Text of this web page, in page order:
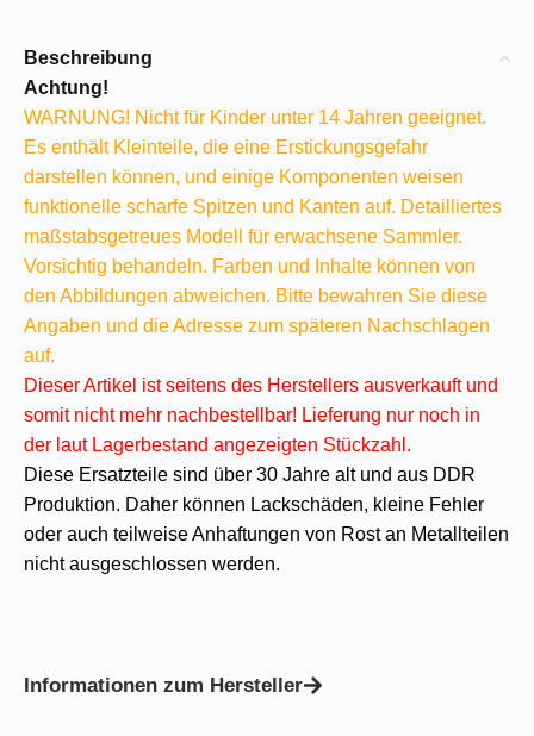
Beschreibung
Achtung!
WARNUNG! Nicht für Kinder unter 14 Jahren geeignet.
Es enthält Kleinteile, die eine Erstickungsgefahr
darstellen können, und einige Komponenten weisen
funktionelle scharfe Spitzen und Kanten auf. Detailliertes
maßstabsgetreues Modell für erwachsene Sammler.
Vorsichtig behandeln. Farben und Inhalte können von
den Abbildungen abweichen. Bitte bewahren Sie diese
Angaben und die Adresse zum späteren Nachschlagen
auf.
Dieser Artikel ist seitens des Herstellers ausverkauft und
somit nicht mehr nachbestellbar! Lieferung nur noch in
der laut Lagerbestand angezeigten Stückzahl.
Diese Ersatzteile sind über 30 Jahre alt und aus DDR
Produktion. Daher können Lackschäden, kleine Fehler
oder auch teilweise Anhaftungen von Rost an Metallteilen
nicht ausgeschlossen werden.
Informationen zum Hersteller